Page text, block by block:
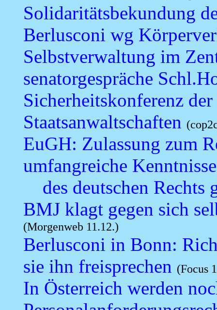
Solidaritätsbekundung
Berlusconi wg
Selbstverwaltung im
senatorgespräche
Sicherheitskonferenz
Staatsanwaltschaften
EuGH: Zulassung zum
umfangreiche Kenntnisse
des deutschen Rechts
BMJ klagt gegen sich
(Morgenweb 11.12.)
Berlusconi in Bonn:
sie ihn freisprechen (Focus
In Österreich werden